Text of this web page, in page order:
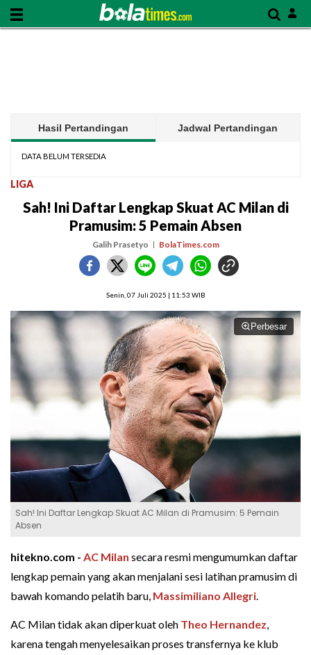
Hasil Pertandingan Jadwal Pertandingan
DATA BELUM TERSEDIA
LIGA
Sah! Ini Daftar Lengkap Skuat AC Milan di
Pramusim: 5 Pemain Absen
Galih Prasetyo BolaTimes.com
Senin, 07 Juli 2025 | 11:53 WIB
Perbesar
Sah! Ini Daftar Lengkap Skuat AC Milan di Pramusim: 5 Pemain
Absen
hitekno.com - AC Milan secara resmi mengumumkan daftar
lengkap pemain yang akan menjalani sesi latihan pramusim di
bawah komando pelatih baru, Massimiliano Allegri.
AC Milan tidak akan diperkuat oleh Theo Hernandez,
karena tengah menyelesaikan proses transfernya ke klub